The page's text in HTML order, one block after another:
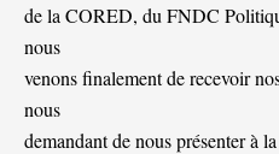
de la CORED, du FNDC
nous
venons finalement de recevoir
nous
demandant de nous présenter à